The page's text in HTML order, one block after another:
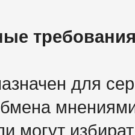
для
могут